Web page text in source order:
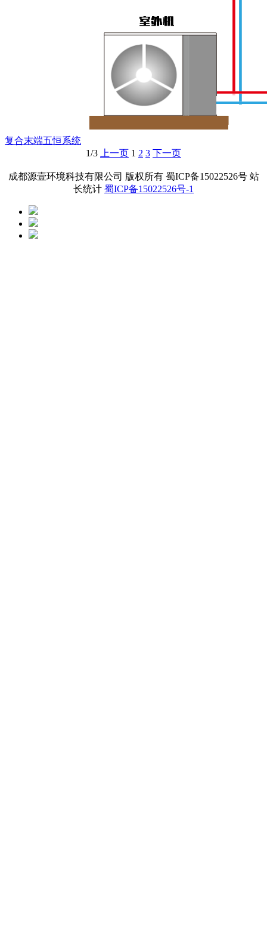
复合末端五恒系统
1/3
上一页 1 2 3 下一页
成都源壹环境科技有限公司 版权所有 蜀ICP备15022526号 站
长统计 蜀ICP备15022526号-1